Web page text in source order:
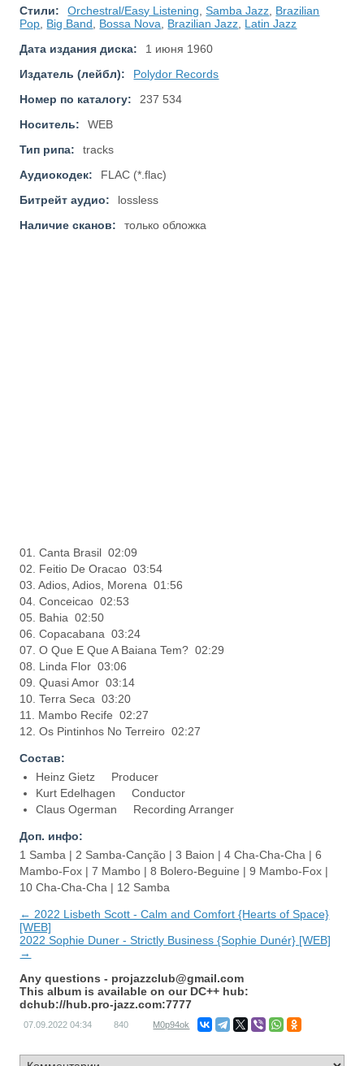
Стили: Orchestral/Easy Listening ,Samba Jazz Brazilian
Pop Big Band Bossa Nova Brazilian Jazz Latin Jazz
Дата издания диска:
1 июня 1960
Издатель (лейбл):
Polydor Records
Номер по каталогу:
237 534
Носитель:
WEB
Тип рипа:
tracks
Аудиокодек:
FLAC (*.flac)
Битрейт аудио:
lossless
Наличие сканов:
только обложка
01. Canta Brasil 02:09
02. Feitio De Oracao 03:54
03. Adios, Adios, Morena 01:56
04. Conceicao 02:53
05. Bahia 02:50
06. Copacabana 03:24
07. O Que E Que A Baiana Tem? 02:29
08. Linda Flor 03:06
09. Quasi Amor 03:14
10. Terra Seca 03:20
11. Mambo Recife 02:27
12. Os Pintinhos No Terreiro 02:27
Состав:
Heinz Gietz Producer
Kurt Edelhagen Conductor
Claus Ogerman Recording Arranger
Доп. инфо:
1 Samba | 2 Samba-Canção | 3 Baion | 4 Cha-Cha-Cha | 6
Mambo-Fox | 7 Mambo | 8 Bolero-Beguine | 9 Mambo-Fox |
10 Cha-Cha-Cha | 12 Samba
← 2022 Lisbeth Scott - Calm and Comfort {Hearts of Space}
[WEB]
2022 Sophie Duner - Strictly Business {Sophie Dunér} [WEB]
→
Any questions - projazzclub@gmail.com
This album is available on our DC++ hub:
dchub://hub.pro-jazz.com:7777
07.09.2022 04:34 840 M0p94ok